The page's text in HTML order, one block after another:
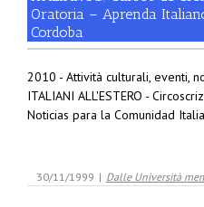
Oratoria – Aprenda
Cordoba
2010 - Attività culturali, eventi,
ITALIANI ALL'ESTERO -
Noticias para la Comunidad
30/11/1999 | Dalle Università